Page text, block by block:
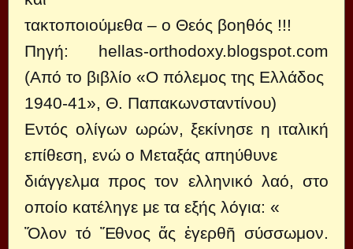
τακτοποιούμεθα – ο Θεός βοηθός !!!
Πηγή: hellas-orthodoxy.blogspot.com
(Από το βιβλίο «Ο πόλεμος της Ελλάδος
1940-41», Θ. Παπακωνσταντίνου)
Εντός ολίγων ωρών, ξεκίνησε η ιταλική
επίθεση, ενώ ο Μεταξάς απηύθυνε
διάγγελμα προς τον ελληνικό λαό, στο
οποίο κατέληγε με τα εξής λόγια: «
Ὅλον τό Ἔθνος ἄς ἐγερθῆ σύσσωμον.